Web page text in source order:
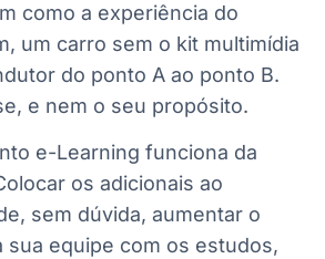
como a experiência do
um carro sem o kit multimídia
do ponto A ao ponto B.
e nem o seu propósito.
e-Learning funciona da
os adicionais ao
sem dúvida, aumentar o
sua equipe com os estudos,